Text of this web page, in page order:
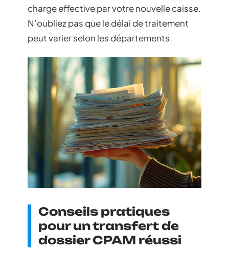
charge effective par votre nouvelle caisse.
N’oubliez pas que le délai de traitement
peut varier selon les départements.
Conseils pratiques
pour un transfert de
dossier CPAM réussi